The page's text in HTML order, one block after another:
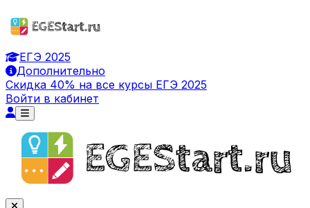
ЕГЭ 2025
Дополнительно
Скидка 40% на все курсы ЕГЭ 2025
Войти в кабинет